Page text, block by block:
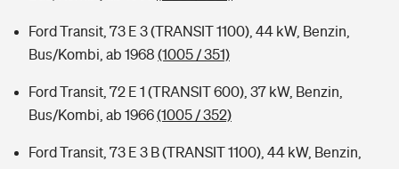
Ford Transit, 73 E 3 (TRANSIT 1100), 44 kW, Benzin,
Bus/Kombi, ab 1968 (1005 / 351)
Ford Transit, 72 E 1 (TRANSIT 600), 37 kW, Benzin,
Bus/Kombi, ab 1966(1005 / 352)
Ford Transit, 73 E 3 B (TRANSIT 1100), 44 kW, Benzin,